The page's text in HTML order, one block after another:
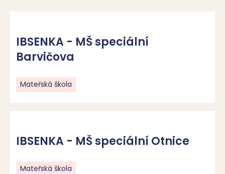
IBSENKA - MŠ speciální
Barvičova
Mateřská škola
IBSENKA - MŠ speciální Otnice
Mateřská škola